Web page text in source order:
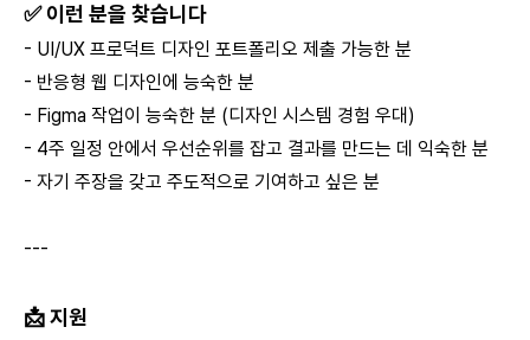
✅ 이런 분을 찾습니다
- UI/UX 프로덕트 디자인 포트폴리오 제출 가능한 분
- 반응형 웹 디자인에 능숙한 분
- Figma 작업이 능숙한 분 (디자인 시스템 경험 우대)
- 4주 일정 안에서 우선순위를 잡고 결과를 만드는 데 익숙한 분
- 자기 주장을 갖고 주도적으로 기여하고 싶은 분
---
📩 지원